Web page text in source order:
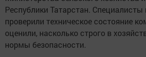
Республики Татарстан. Специалисты
проверили техническое состояние
оценили, насколько строго в
нормы безопасности.